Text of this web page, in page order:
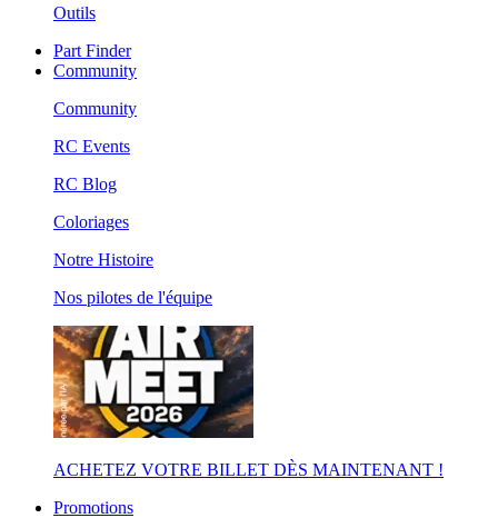
Outils
Part Finder
Community
Community
RC Events
RC Blog
Coloriages
Notre Histoire
Nos pilotes de l'équipe
ACHETEZ VOTRE BILLET DÈS MAINTENANT !
Promotions